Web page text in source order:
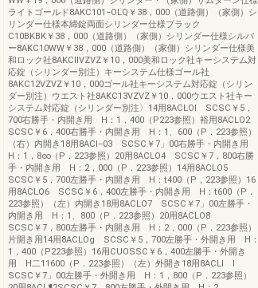
ライトゴールド8AKC101−OLQ￥38，000（道路側）（家側）シ
リンダー仕様本締錠両面シリンダー仕様ブラック
C10BKBK￥38，000（道路側）（家側）シリンダー仕様シルバ
ー8AKC10WW￥38，000（道路側）（家側）シリンダー仕様美
和ロック社8AKCllVZVZ￥10，000美和ロック社キーシステム対
応錠（シリンダー別注）キーシステム仕様ゴール社
8AKC12VZVZ￥10，000ゴール社キーシステム対応錠（シリン
ダー別注）ウエスト社8AKC13VZVZ￥10，000ウエスト社キー
システム対応錠（シリンダー別注〉14用8ACLOI SCSC￥5，
700右勝手・内開き用 H：1，400（P223参照）裕用8ACLO2
SCSC￥6，400右勝手・内開き用 H：1、600（P．223参照）
（右）内開き18用8ACI−03 SCSC￥7」00右勝手・内開き用
H：1，8∞（P．223参照）20用8ACLO4 SCSC￥7，800右勝
手・内開き用 H：2，000（P．223参照）14用8ACLO5
SCSC￥5，700左勝手・内開き用 H：t400（P，223参照）16
用8ACLO6 SCSC￥6，400左勝手・内開き用 H：t600（P．
223参照）（左）内開き18用8ACLO7 SCSC￥7」00左勝手・
内開き用 H：1、800（P．223参照）20用8ACLO8
SCSC￥7，800左勝手・内開き用 H：2，000（P．223参照）
片開き用14用8ACLOg SCSC￥5，700左勝手・外開き用 H：
1，400（P223参照）16用CUOSSC￥6，400左勝手・外開き
用 H二11600（P．223参照）（左）外開き18用8ACLI l
SCSC￥7」00左勝手・外開き用 H：1，800（P．223参照）